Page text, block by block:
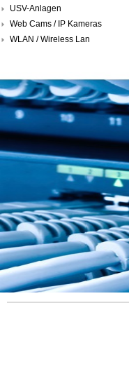
USV-Anlagen
Web Cams / IP Kameras
WLAN / Wireless Lan